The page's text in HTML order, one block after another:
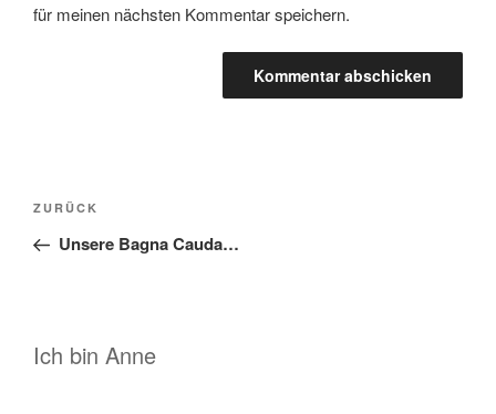
für meinen nächsten Kommentar speichern.
Beitragsnavigation
Vorheriger
Beitrag
ZURÜCK
Unsere Bagna Cauda…
Ich bin Anne